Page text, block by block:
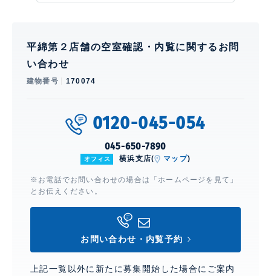
平綿第２店舗の空室確認・内覧に関するお問
い合わせ
建物番号 170074
0120-045-054
045-650-7890
オフィス 横浜支店( マップ)
※お電話でお問い合わせの場合は「ホームページを見て」
とお伝えください。
お問い合わせ・内覧予約
上記一覧以外に新たに募集開始した場合にご案内